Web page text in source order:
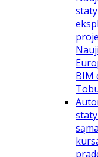
BIM